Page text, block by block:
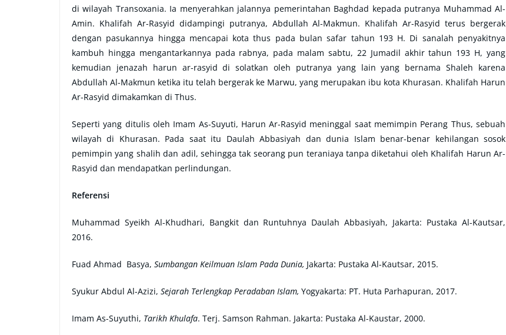
di wilayah Transoxania. Ia menyerahkan jalannya pemerintahan Baghdad kepada putranya Muhammad Al-
Amin. Khalifah Ar-Rasyid didampingi putranya, Abdullah Al-Makmun. Khalifah Ar-Rasyid terus bergerak
dengan pasukannya hingga mencapai kota thus pada bulan safar tahun 193 H. Di sanalah penyakitnya
kambuh hingga mengantarkannya pada rabnya, pada malam sabtu, 22 Jumadil akhir tahun 193 H, yang
kemudian jenazah harun ar-rasyid di solatkan oleh putranya yang lain yang bernama Shaleh karena
Abdullah Al-Makmun ketika itu telah bergerak ke Marwu, yang merupakan ibu kota Khurasan. Khalifah Harun
Ar-Rasyid dimakamkan di Thus.
Seperti yang ditulis oleh Imam As-Suyuti, Harun Ar-Rasyid meninggal saat memimpin Perang Thus, sebuah
wilayah di Khurasan. Pada saat itu Daulah Abbasiyah dan dunia Islam benar-benar kehilangan sosok
pemimpin yang shalih dan adil, sehingga tak seorang pun teraniaya tanpa diketahui oleh Khalifah Harun Ar-
Rasyid dan mendapatkan perlindungan.
Referensi
Muhammad Syeikh Al-Khudhari, Bangkit dan Runtuhnya Daulah Abbasiyah, Jakarta: Pustaka Al-Kautsar,
2016.
Fuad Ahmad Basya, Sumbangan Keilmuan Islam Pada Dunia, Jakarta: Pustaka Al-Kautsar, 2015.
Syukur Abdul Al-Azizi, Sejarah Terlengkap Peradaban Islam, Yogyakarta: PT. Huta Parhapuran, 2017.
Imam As-Suyuthi, Tarikh Khulafa. Terj. Samson Rahman. Jakarta: Pustaka Al-Kaustar, 2000.